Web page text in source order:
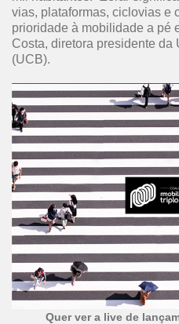
vias, plataformas, ciclovias e
prioridade à mobilidade a pé
Costa, diretora presidente da
(UCB).
Quer vera live de